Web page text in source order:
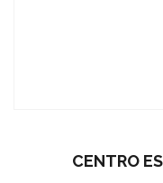
CENTRO